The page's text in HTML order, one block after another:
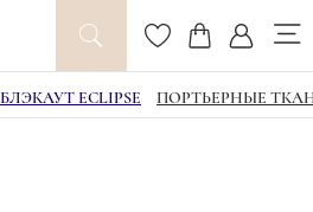
БЛЭКАУТ ECLIPSE ПОРТЬЕРНЫЕ